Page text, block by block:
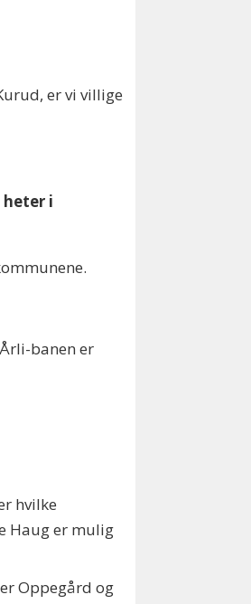
er vi villige
i
banen er
hvilke
Haug er mulig
Oppegård og